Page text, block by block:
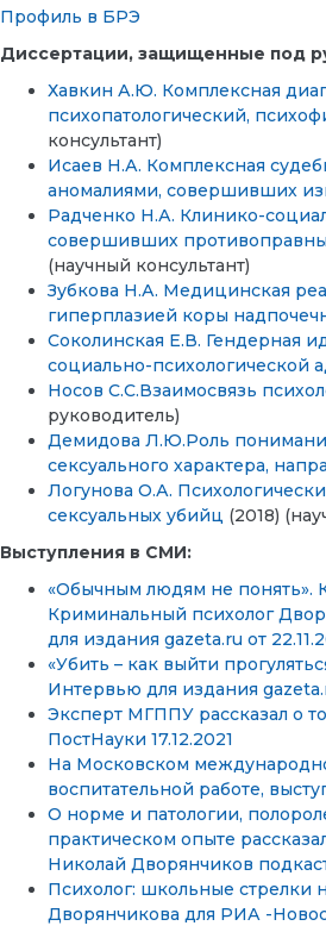
Профиль в БРЭ
Диссертации, защищенные под
Хавкин А.Ю. Комплексная
психопатологический,
консультант)
Исаев Н.А. Комплексная
аномалиями, совершивших
Радченко Н.А. Клинико-
совершивших
(научный консультант)
Зубкова Н.А. Медицинская
гиперплазией коры
Соколинская Е.В. Гендерная
социально-психологической
Носов С.С.Взаимосвязь
руководитель)
Демидова Л.Ю.Роль
сексуального характера,
Логунова О.А.
сексуальных убийц (2018)
Выступления в СМИ:
«Обычным людям не понять».
Криминальный психолог
для издания gazeta.ru от
«Убить – как выйти
Интервью для издания
Эксперт МГППУ рассказал о
ПостНауки 17.12.2021
На Московском
воспитательной работе,
О норме и патологии,
практическом опыте
Николай Дворянчиков
Психолог: школьные стрелки
Дворянчикова для РИА -